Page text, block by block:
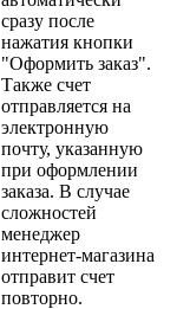
сразу после
нажатия кнопки
"Оформить заказ".
Также счет
отправляется на
электронную
почту, указанную
при оформлении
заказа. В случае
сложностей
менеджер
интернет-магазина
отправит счет
повторно.